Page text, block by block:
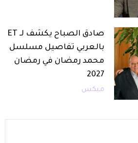
صادق الصباح يكشف لـ ET
بالعربي تفاصيل مسلسل
محمد رمضان في رمضان
2027
ميكس